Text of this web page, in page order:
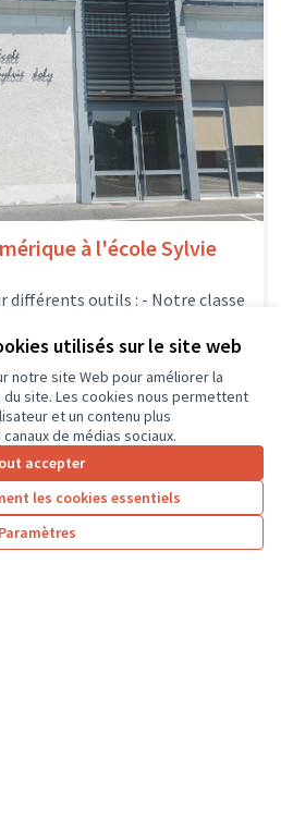
utilisés sur le site web
notre site Web pour améliorer la
site. Les cookies nous permettent
et un contenu plus
de médias sociaux.
accepter
les cookies essentiels
Paramètres
à l'école Sylvie
différents outils : - Notre classe
que les élèves...
par page : 25
3 … 7